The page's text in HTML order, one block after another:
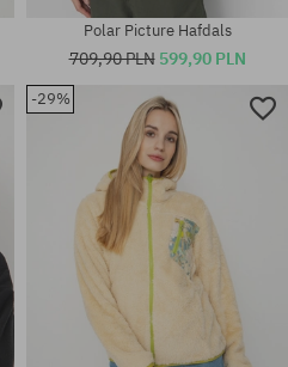
Dostępne rozmiary:
Polar Picture Hafdals
709,90 PLN 599,90 PLN
-29%